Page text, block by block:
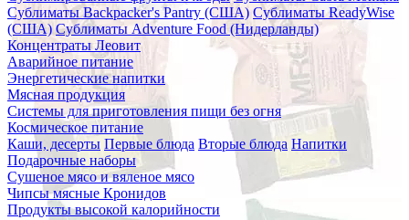
Сублиматы Backpacker's Pantry (США) Сублиматы ReadyWise
(США) Сублиматы Adventure Food (Нидерланды)
Концентраты Леовит
Аварийное питание
Энергетические напитки
Мясная продукция
Системы для приготовления пищи без огня
Космическое питание
Каши, десерты Первые блюда Вторые блюда Напитки
Подарочные наборы
Сушеное мясо и вяленое мясо
Чипсы мясные Кронидов
Продукты высокой калорийности